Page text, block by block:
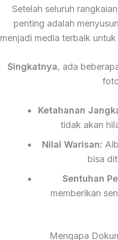
Setelah seluruh
penting adalah menyusun
menjadi media terbaik
Singkatnya, ada
Ketahanan
tidak akan
Nilai Warisan:
bisa
Sentuhan
memberikan
Mengapa